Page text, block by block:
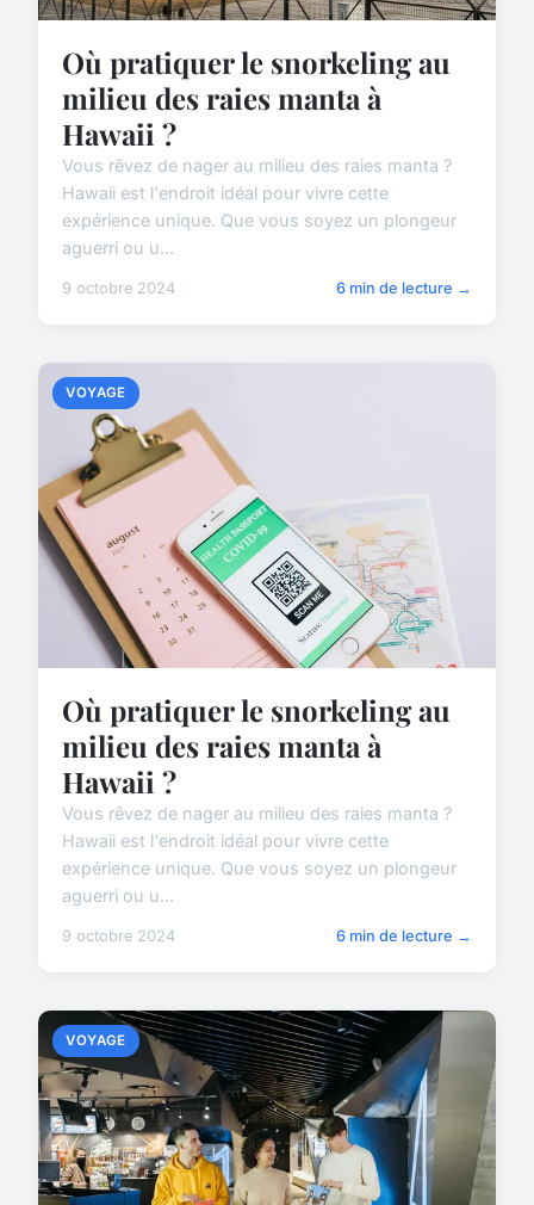
Où pratiquer le snorkeling au
milieu des raies manta à
Hawaii ?
Vous rêvez de nager au milieu des raies manta ?
Hawaii est l'endroit idéal pour vivre cette
expérience unique. Que vous soyez un plongeur
aguerri ou u...
9 octobre 2024 6 min de lecture →
VOYAGE
Où pratiquer le snorkeling au
milieu des raies manta à
Hawaii ?
Vous rêvez de nager au milieu des raies manta ?
Hawaii est l'endroit idéal pour vivre cette
expérience unique. Que vous soyez un plongeur
aguerri ou u...
9 octobre 2024 6 min de lecture →
VOYAGE